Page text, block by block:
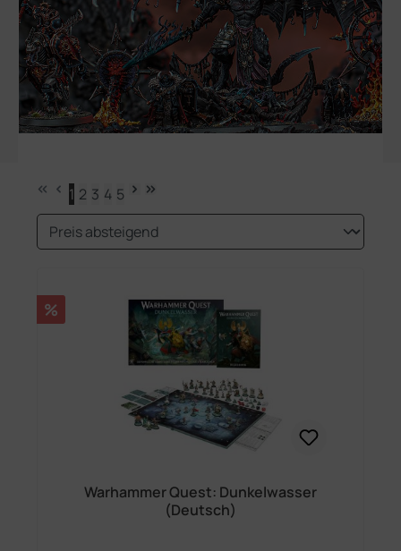
Seite
1 Seite
2 Seite
3 Seite
4 Seite
5
Rabatt
%
Warhammer Quest: Dunkelwasser
(Deutsch)